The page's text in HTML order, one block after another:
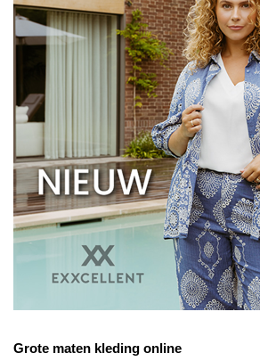
Grote maten kleding online